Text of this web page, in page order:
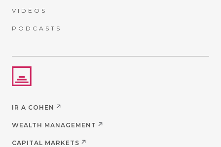
VIDEOS
PODCASTS
IR A COHEN
WEALTH MANAGEMENT
CAPITAL MARKETS